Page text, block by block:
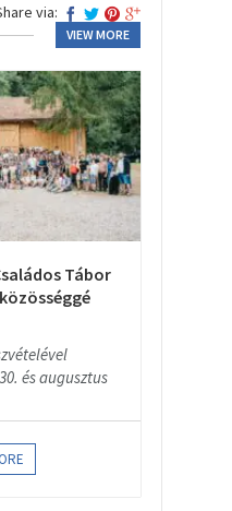
via:
VIEW MORE
Tábor
és augusztus